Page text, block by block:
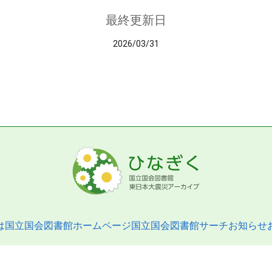
最終更新日
2026/03/31
国立国会図書館ホームページ国立国会図書館サーチお知らせ